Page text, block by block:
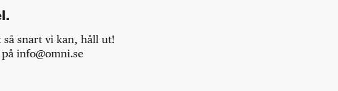
snart vi kan, håll ut!
info@omni.se